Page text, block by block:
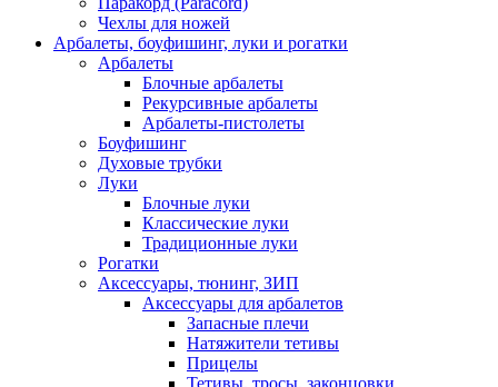
Чехлы для ножей
Арбалеты, боуфишинг, луки и рогатки
Арбалеты
Блочные арбалеты
Рекурсивные арбалеты
Арбалеты-пистолеты
Боуфишинг
Духовые трубки
Луки
Блочные луки
Классические луки
Традиционные луки
Рогатки
Аксессуары, тюнинг, ЗИП
Аксессуары для арбалетов
Запасные плечи
Натяжители тетивы
Прицелы
Тетивы, тросы, законцовки